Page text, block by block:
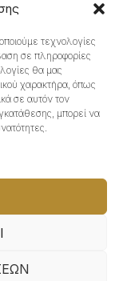
τεχνολογίες
σε πληροφορίες
θα μας
χαρακτήρα, όπως
σε αυτόν τον
μπορεί να
| Powered by